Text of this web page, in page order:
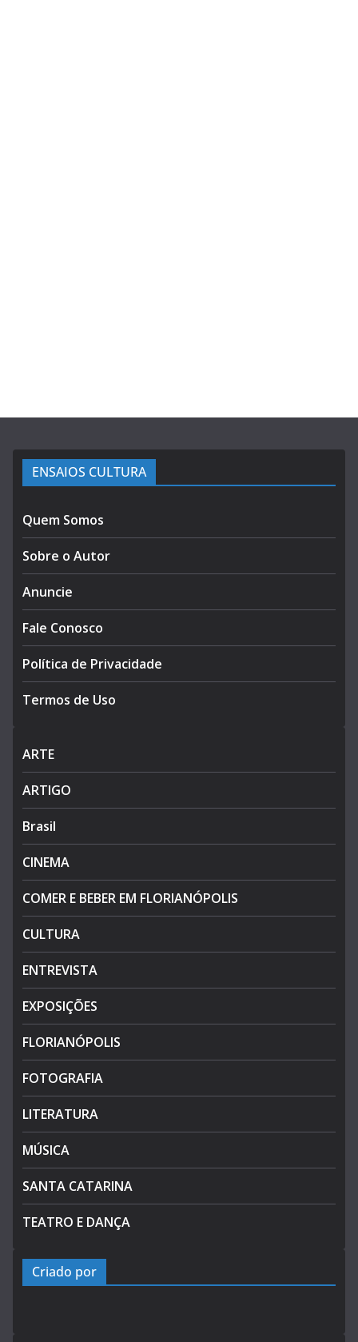
ENSAIOS CULTURA
Quem Somos
Sobre o Autor
Anuncie
Fale Conosco
Política de Privacidade
Termos de Uso
ARTE
ARTIGO
Brasil
CINEMA
COMER E BEBER EM FLORIANÓPOLIS
CULTURA
ENTREVISTA
EXPOSIÇÕES
FLORIANÓPOLIS
FOTOGRAFIA
LITERATURA
MÚSICA
SANTA CATARINA
TEATRO E DANÇA
Criado por